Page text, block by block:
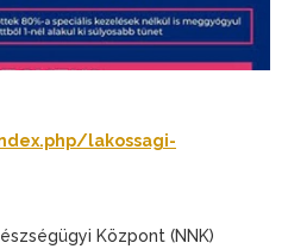
lakossagi-
Központ (NNK)